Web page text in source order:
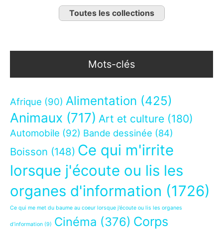
Toutes les collections
Mots-clés
Afrique (90) Alimentation (425)
Animaux (717) Art et culture (180)
Automobile (92) Bande dessinée (84)
Boisson (148) Ce qui m'irrite
lorsque j'écoute ou lis les
organes d'information (1726)
Ce qui me met du baume au coeur lorsque j’écoute ou lis les organes
d’information (9) Cinéma (376) Corps